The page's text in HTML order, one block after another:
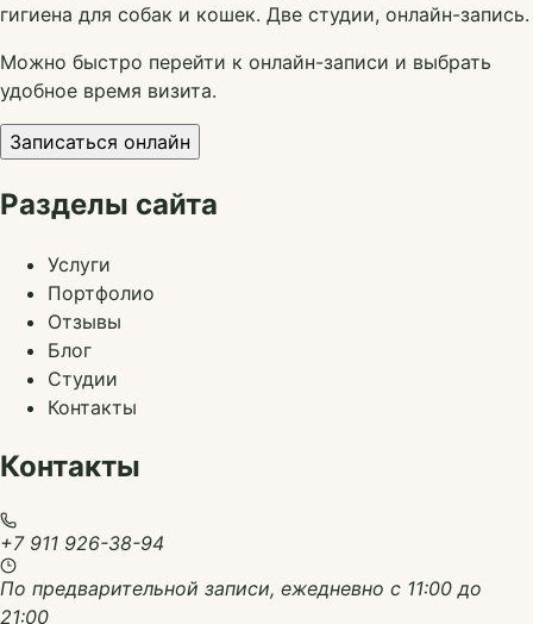
гигиена для собак и кошек. Две студии, онлайн-запись.
Можно быстро перейти к онлайн-записи и выбрать
удобное время визита.
Записаться онлайн
Разделы сайта
Услуги
Портфолио
Отзывы
Блог
Студии
Контакты
Контакты
+7 911 926-38-94
По предварительной записи, ежедневно с 11:00 до
21:00